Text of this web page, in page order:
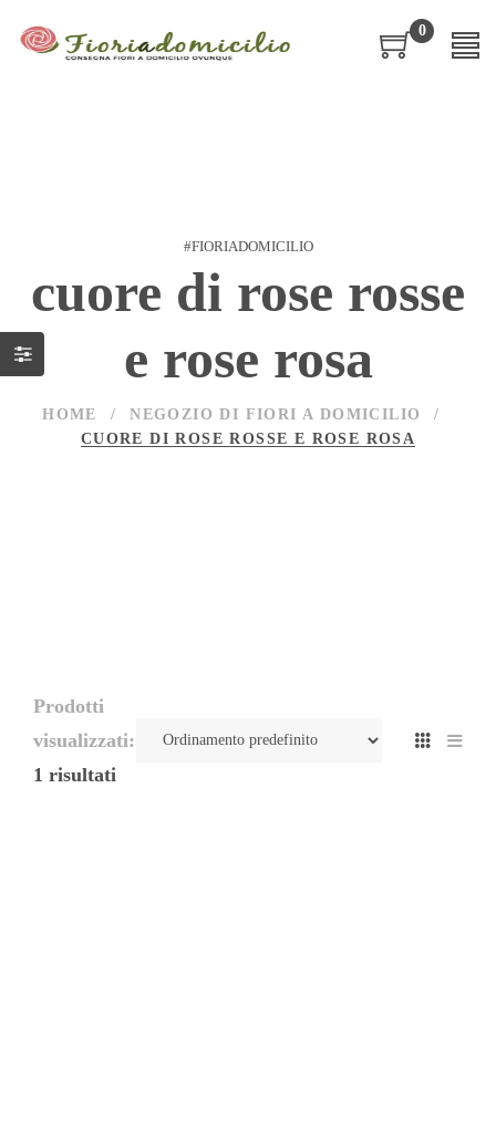
0
#FIORIADOMICILIO
cuore di rose rosse
e rose rosa
HOME / NEGOZIO DI FIORI A DOMICILIO
/
CUORE DI ROSE ROSSE E ROSE ROSA
Prodotti
visualizzati:
1 risultati